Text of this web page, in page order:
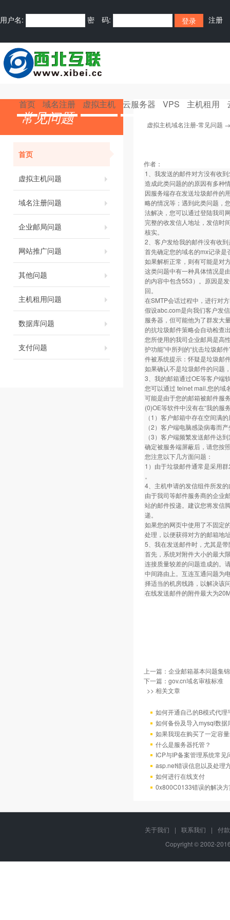
用户名: 密 码: 注册
首页 域名注册 虚拟主机 云服务器 VPS 主机租用
常见问题
首页
虚拟主机问题
域名注册问题
企业邮局问题
网站推广问题
其他问题
主机租用问题
数据库问题
支付问题
虚拟主机域名注册-常见问题
作者：
1、我发送的邮件对方没有收
造成此类问题的的原因有多种
因服务端存在发送垃圾邮件的
略的情况等；遇到此类问题，
法解决，您可以通过登陆我司
完整的收发信人地址，发信时
核实。
2、客户发给我的邮件没有收
首先确定您的域名的mx记录
如果解析正常，则有可能是对
这类问题中有一种具体情况是
的内容中包含553）。原因是
回。
在SMTP会话过程中，进行对
假设abc.com是向我们客户发
服务器，但可能他为了群发大
的抗垃圾邮件策略会自动检查
您所使用的我司企业邮局是高
护功能”中所列的“抗击垃圾邮
件被系统提示：怀疑是垃圾邮
如果确认不是垃圾邮件的问题
3、我的邮箱通过OE等客户端
您可以通过 telnet mail.您的域
可能是由于您的邮箱被邮件服
(0)OE等软件中没有在“我的服
（1）客户邮箱中存在空间满
（2）客户端电脑感染病毒而
（3）客户端频繁发送邮件达
确定被服务端屏蔽后，请您按
您注意以下几方面问题：
1）由于垃圾邮件通常是采用
。
4、主机申请的发信组件所发
由于我司等邮件服务商的企业
站的邮件投递。建议您将发信
递。
如果您的网页中使用了不固定
处理，以便获得对方的邮箱地
5、我在发送邮件时，尤其是
首先，系统对附件大小的最大
连接质量较差的问题造成的。
中间路由上。互连互通问题为
择适当的机房线路，以解决该
在线发送邮件的附件最大为
上一篇： 企业邮箱基本问题集锦
下一篇： gov.cn域名审核标准
>> 相关文章
如何开通自己的B模式代理
如何备份及导入mysql数据
如果我现在购买了一定容
什么是服务器托管？
ICP与IP备案管理系统常见
asp.net错误信息以及处理
如何进行在线支付
0x800C0133错误的解决
关于我们 | 联系我们 |
付
Copyright © 2002-